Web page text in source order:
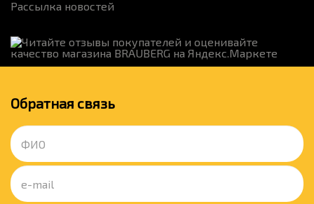
Рассылка новостей
Обратная связь